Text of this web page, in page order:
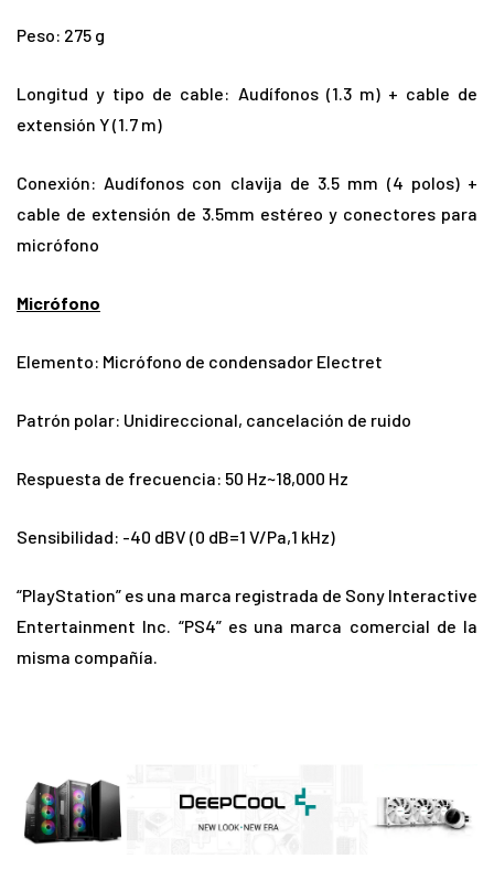
Peso: 275 g
Longitud y tipo de cable: Audífonos (1.3 m) + cable de
extensión Y (1.7 m)
Conexión: Audífonos con clavija de 3.5 mm (4 polos) +
cable de extensión de 3.5mm estéreo y conectores para
micrófono
Micrófono
Elemento: Micrófono de condensador Electret
Patrón polar: Unidireccional, cancelación de ruido
Respuesta de frecuencia: 50 Hz~18,000 Hz
Sensibilidad: -40 dBV (0 dB=1 V/Pa,1 kHz)
“PlayStation” es una marca registrada de Sony Interactive
Entertainment Inc. “PS4” es una marca comercial de la
misma compañía.